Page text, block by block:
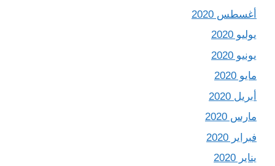
أغسطس 2020
يوليو 2020
يونيو 2020
مايو 2020
أبريل 2020
مارس 2020
فبراير 2020
يناير 2020